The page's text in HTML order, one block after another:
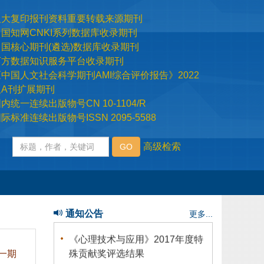
标准连续出版物号ISSN 2095-5588